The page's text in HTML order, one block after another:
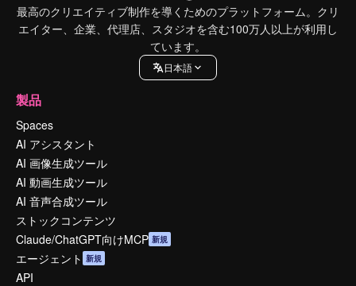
最高のクリエイティブ制作を導くためのプラットフォーム。クリ
エイター、企業、代理店、スタジオを含む100万人以上が利用し
ています。
日本語
製品
Spaces
AI アシスタント
AI 画像生成ツール
AI 動画生成ツール
AI 音声合成ツール
ストックコンテンツ
Claude/ChatGPT向けMCP 新規
エージェント 新規
API